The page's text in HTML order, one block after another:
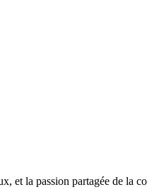
et la passion partagée de la